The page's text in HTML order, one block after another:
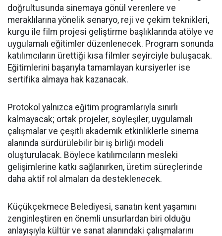
doğrultusunda sinemaya gönül verenlere ve
meraklılarına yönelik senaryo, reji ve çekim teknikleri,
kurgu ile film projesi geliştirme başlıklarında atölye ve
uygulamalı eğitimler düzenlenecek. Program sonunda
katılımcıların ürettiği kısa filmler seyirciyle buluşacak.
Eğitimlerini başarıyla tamamlayan kursiyerler ise
sertifika almaya hak kazanacak.
Protokol yalnızca eğitim programlarıyla sınırlı
kalmayacak; ortak projeler, söyleşiler, uygulamalı
çalışmalar ve çeşitli akademik etkinliklerle sinema
alanında sürdürülebilir bir iş birliği modeli
oluşturulacak. Böylece katılımcıların mesleki
gelişimlerine katkı sağlanırken, üretim süreçlerinde
daha aktif rol almaları da desteklenecek.
Küçükçekmece Belediyesi, sanatın kent yaşamını
zenginleştiren en önemli unsurlardan biri olduğu
anlayışıyla kültür ve sanat alanındaki çalışmalarını